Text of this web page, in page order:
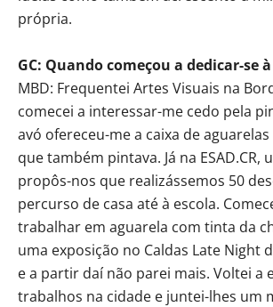
própria.
GC: Quando começou a dedicar-se
MBD: Frequentei Artes Visuais na
comecei a interessar-me cedo pela
avó ofereceu-me a caixa de
que também pintava. Já na ESAD.CR,
propôs-nos que realizássemos 50
percurso de casa até à escola.
trabalhar em aguarela com tinta da
uma exposição no Caldas Late Night
e a partir daí não parei mais. Voltei a
trabalhos na cidade e juntei-lhes um